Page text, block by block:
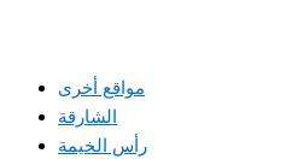
مواقع أخرى
الشارقة
رأس الخيمة